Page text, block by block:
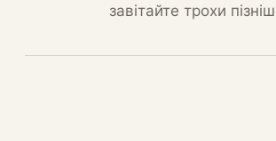
завітайте трохи